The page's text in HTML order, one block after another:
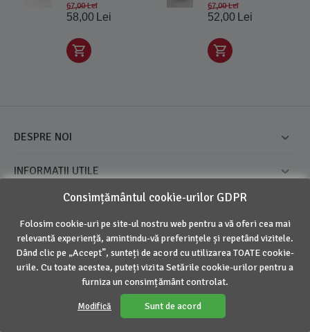
67,00 Lei
58,00 Lei
67,00 Lei
52,00 Lei
DESPRE NOI
INFORMATII UTILE
CONTUL MEU
CONTACT
© 2016 - 2026 Inovius. Marca Inregistrata
Consimțământul cookie-urilor GDPR
Folosim cookie-uri pe site-ul nostru web pentru a vă oferi cea mai
relevantă experiență, amintindu-vă preferințele și repetând vizitele.
Dând clic pe „Accept”, sunteți de acord cu utilizarea TOATE cookie-
urile. Cu toate acestea, puteți vizita Setările cookie-urilor pentru a
furniza un consimțământ controlat.
Modifică Sunt de acord